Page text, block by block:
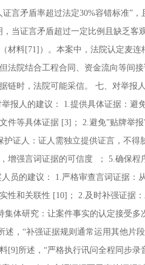
证言矛盾率超过法定30%容错标准”
，当证言矛盾超过一定比例且缺乏
材料[71]）。本案中，法院认定麦
法院结合工程合同、资金流向等间
链时，法院可能采信。 七、对举报
报人的建议： 1.提供具体证据：避
件等具体证据 [3]； 2.避免”贴牌举
护证人：证人需独立提供证言，不
增强言词证据的可信度 ； 5.确保
员的建议： 1.严格审查言词证据：
性和关联性 [10]； 2.及时补强证据
集体研究：让案件事实的认定接受
述，“补强证据规则通常运用其他片
[9]所述，“严格执行讯问全程同步